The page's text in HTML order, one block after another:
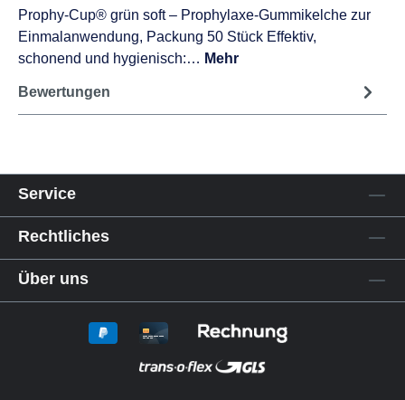
Prophy-Cup® grün soft – Prophylaxe-Gummikelche zur
Einmalanwendung, Packung 50 Stück Effektiv,
schonend und hygienisch:… Mehr
Bewertungen
Service
Rechtliches
Über uns